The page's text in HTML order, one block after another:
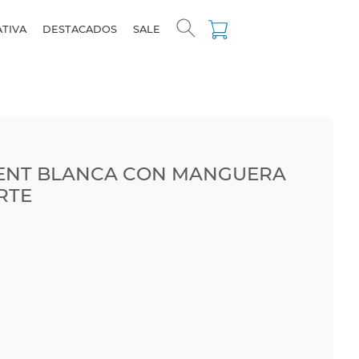
DESTACADOS SALE
BLANCA CON MANGUERA